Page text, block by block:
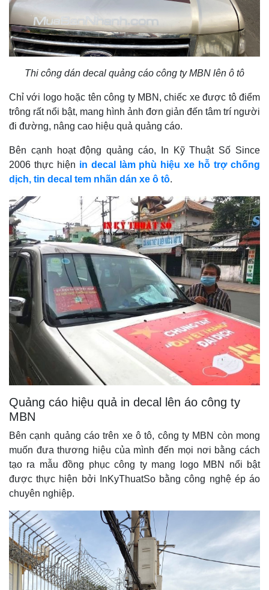
Thi công dán decal quảng cáo công ty MBN lên ô tô
Chỉ với logo hoặc tên công ty MBN, chiếc xe được tô điểm
trông rất nổi bật, mang hình ảnh đơn giản đến tâm trí người
đi đường, nâng cao hiệu quả quảng cáo.
Bên cạnh hoạt động quảng cáo, In Kỹ Thuật Số Since
2006 thực hiện in decal làm phù hiệu xe hỗ trợ chống
dịch, tin decal tem nhãn dán xe ô tô.
Quảng cáo hiệu quả in decal lên áo công ty
MBN
Bên cạnh quảng cáo trên xe ô tô, công ty MBN còn mong
muốn đưa thương hiệu của mình đến mọi nơi bằng cách
tạo ra mẫu đồng phục công ty mang logo MBN nổi bật
được thực hiện bởi InKyThuatSo bằng công nghệ ép áo
chuyên nghiệp.